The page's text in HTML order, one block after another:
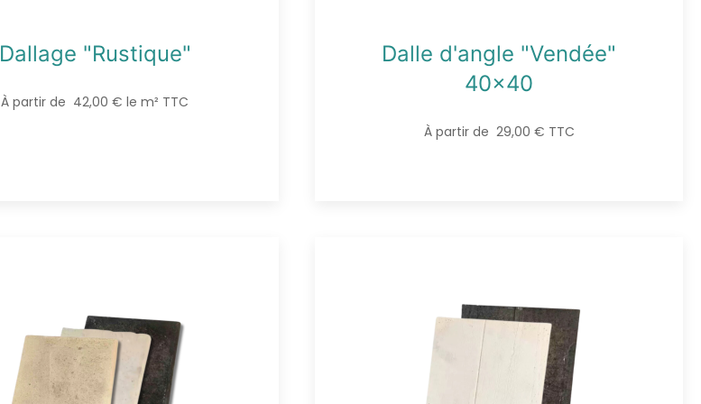
Dallage "Rustique"
À partir de 42,00 € le m² TTC
Dalle d'angle "Vendée"
40x40
À partir de 29,00 € TTC